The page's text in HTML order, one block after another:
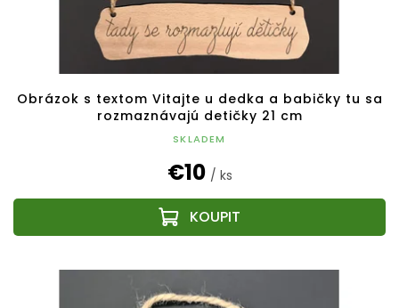
Obrázok s textom Vitajte u dedka a babičky tu sa
rozmaznávajú detičky 21 cm
SKLADEM
€10 / ks